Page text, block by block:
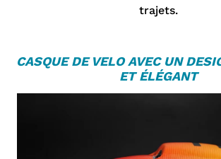
trajets.
CASQUE DE VELOAVEC UN
ET ÉLÉGANT